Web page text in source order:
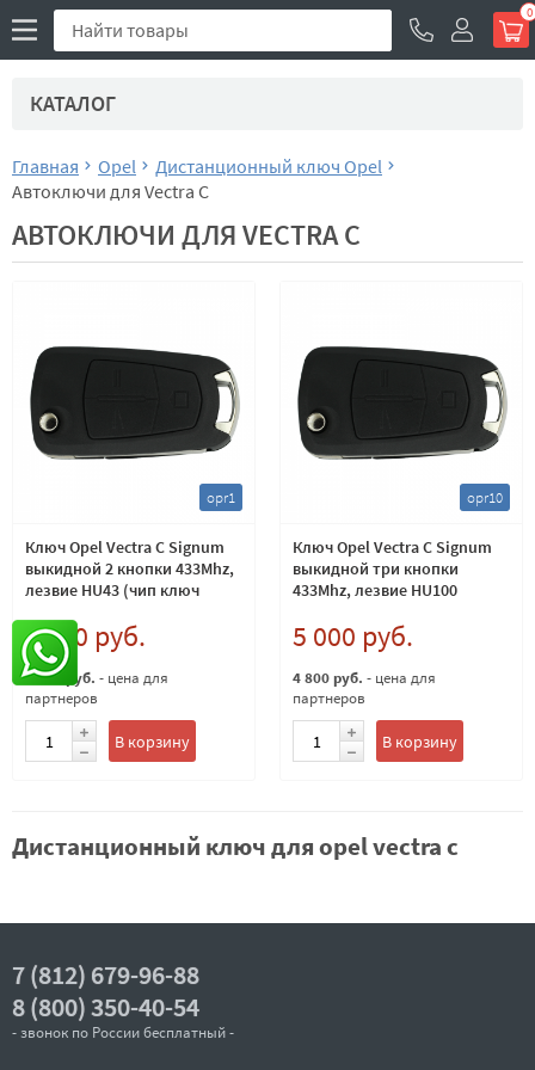
0
КАТАЛОГ
Главная Opel
Дистанционный ключ Opel
Автоключи для Vectra C
АВТОКЛЮЧИ ДЛЯ VECTRA C
opr1
Ключ Opel Vectra C Signum
выкидной 2 кнопки 433Mhz,
лезвие HU43 (чип ключ
5 000 руб.
4 800 руб. - цена для
партнеров
В корзину
opr10
Ключ Opel Vectra C Signum
выкидной три кнопки
433Mhz, лезвие HU100
5 000 руб.
4 800 руб. - цена для
партнеров
В корзину
Дистанционный ключ для opel vectra с
7 (812) 679-96-88
8 (800) 350-40-54
- звонок по России бесплатный -